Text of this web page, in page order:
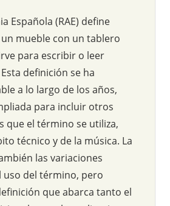
Española (RAE) define
mueble con un tablero
para escribir o leer
definición se ha
a lo largo de los años,
para incluir otros
que el término se utiliza,
técnico y de la música. La
las variaciones
uso del término, pero
que abarca tanto el